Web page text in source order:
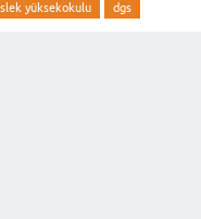
yüksekokulu dgs